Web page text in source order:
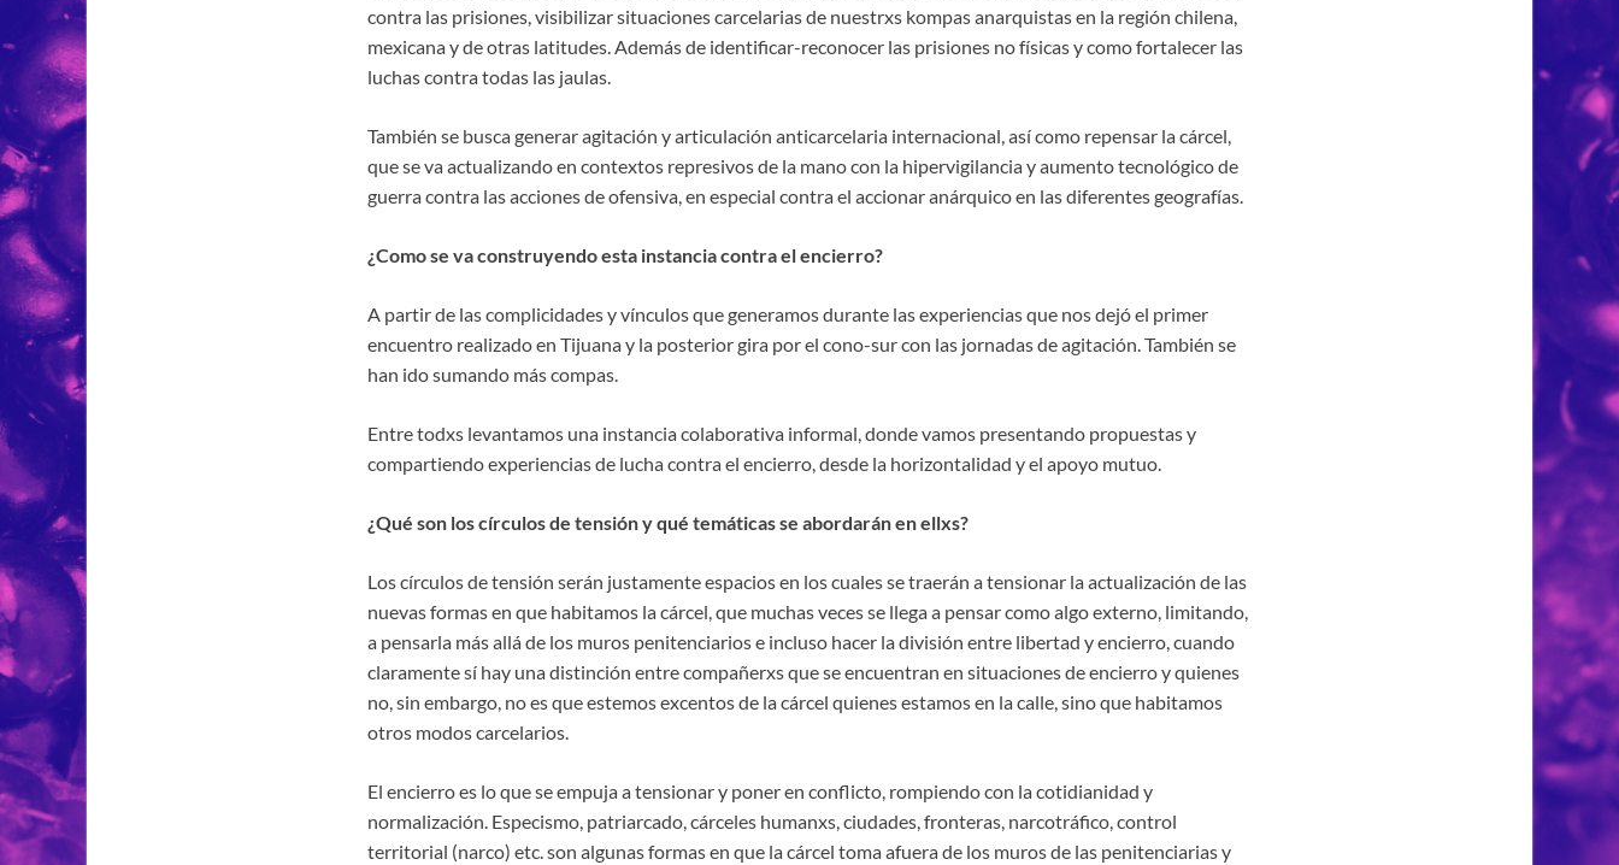
contra las prisiones, visibilizar situaciones carcelarias de nuestrxs kompas anarquistas en la región chilena,
mexicana y de otras latitudes. Además de identificar-reconocer las prisiones no físicas y como fortalecer las
luchas contra todas las jaulas.
También se busca generar agitación y articulación anticarcelaria internacional, así como repensar la cárcel,
que se va actualizando en contextos represivos de la mano con la hipervigilancia y aumento tecnológico de
guerra contra las acciones de ofensiva, en especial contra el accionar anárquico en las diferentes geografías.
¿Como se va construyendo esta instancia contra el encierro?
A partir de las complicidades y vínculos que generamos durante las experiencias que nos dejó el primer
encuentro realizado en Tijuana y la posterior gira por el cono-sur con las jornadas de agitación. También se
han ido sumando más compas.
Entre todxs levantamos una instancia colaborativa informal, donde vamos presentando propuestas y
compartiendo experiencias de lucha contra el encierro, desde la horizontalidad y el apoyo mutuo.
¿Qué son los círculos de tensión y qué temáticas se abordarán en ellxs?
Los círculos de tensión serán justamente espacios en los cuales se traerán a tensionar la actualización de las
nuevas formas en que habitamos la cárcel, que muchas veces se llega a pensar como algo externo, limitando,
a pensarla más allá de los muros penitenciarios e incluso hacer la división entre libertad y encierro, cuando
claramente sí hay una distinción entre compañerxs que se encuentran en situaciones de encierro y quienes
no, sin embargo, no es que estemos excentos de la cárcel quienes estamos en la calle, sino que habitamos
otros modos carcelarios.
El encierro es lo que se empuja a tensionar y poner en conflicto, rompiendo con la cotidianidad y
normalización. Especismo, patriarcado, cárceles humanxs, ciudades, fronteras, narcotráfico, control
territorial (narco) etc. son algunas formas en que la cárcel toma afuera de los muros de las penitenciarias y